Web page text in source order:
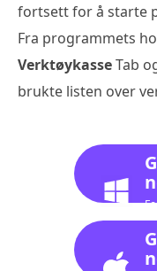
fortsett for å starte
Fra programmets
VerktøykasseTab
brukte listen over